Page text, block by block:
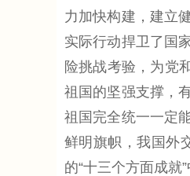
力加快构建，建立
实际行动捍卫了国
险挑战考验，为党
祖国的坚强支撑，
祖国完全统一一定
鲜明旗帜，我国外
的“十三个方面成就